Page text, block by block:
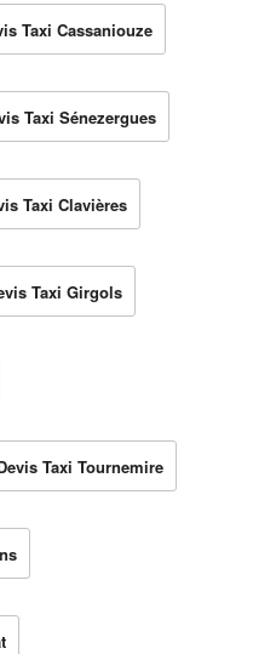
Taxi Cassaniouze
Taxi Sénezergues
Taxi Clavières
Taxi Girgols
Taxi Tournemire